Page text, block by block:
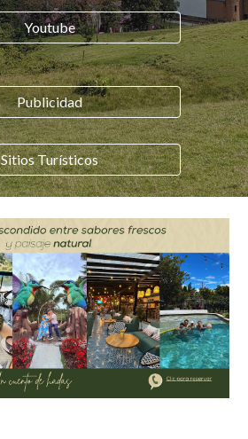
Youtube
Publicidad
Sitios Turísticos